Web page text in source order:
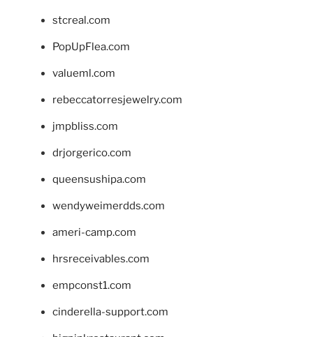
stcreal.com
PopUpFlea.com
valueml.com
rebeccatorresjewelry.com
jmpbliss.com
drjorgerico.com
queensushipa.com
wendyweimerdds.com
ameri-camp.com
hrsreceivables.com
empconst1.com
cinderella-support.com